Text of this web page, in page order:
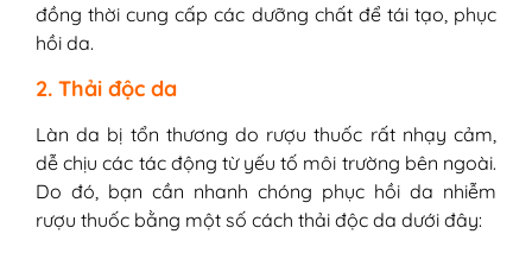
đồng thời cung cấp các dưỡng chất để tái tạo, phục
hồi da.
2. Thải độc da
Làn da bị tổn thương do rượu thuốc rất nhạy cảm,
dễ chịu các tác động từ yếu tố môi trường bên ngoài.
Do đó, bạn cần nhanh chóng phục hồi da nhiễm
rượu thuốc bằng một số cách thải độc da dưới đây: